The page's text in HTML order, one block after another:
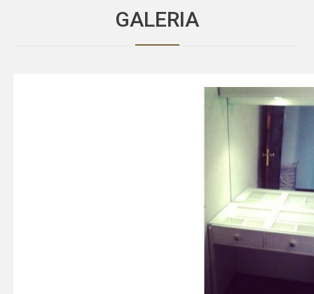
GALERIA